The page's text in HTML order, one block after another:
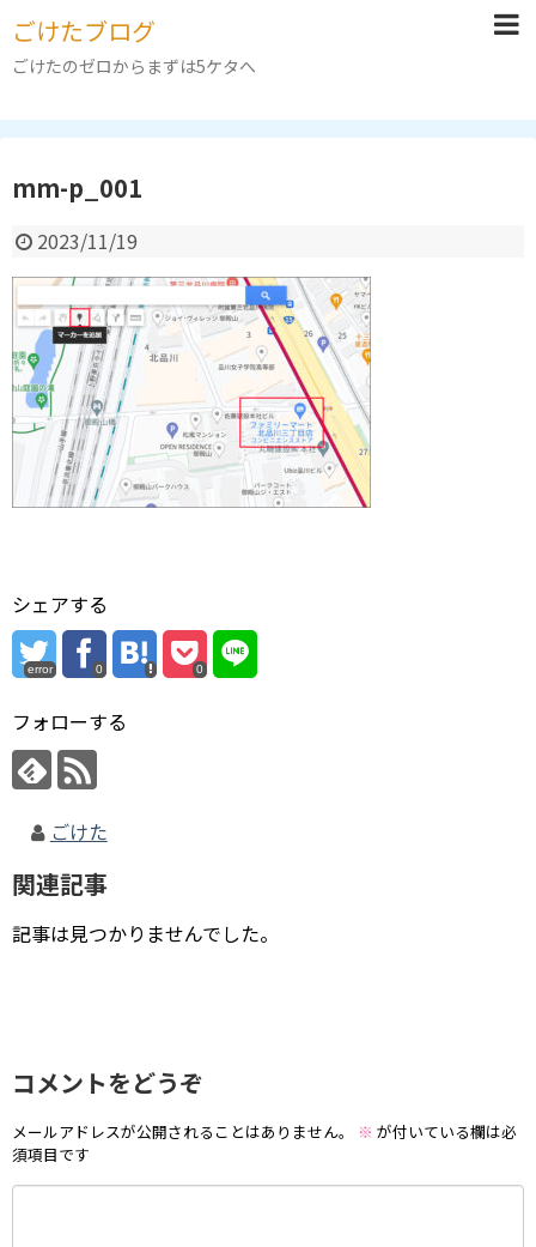
ごけたブログ
ごけたのゼロからまずは5ケタへ
mm-p_001
2023/11/19
シェアする
error 0 0
フォローする
ごけた
関連記事
記事は見つかりませんでした。
コメントをどうぞ
メールアドレスが公開されることはありません。 ※ が付いている欄は必
須項目です